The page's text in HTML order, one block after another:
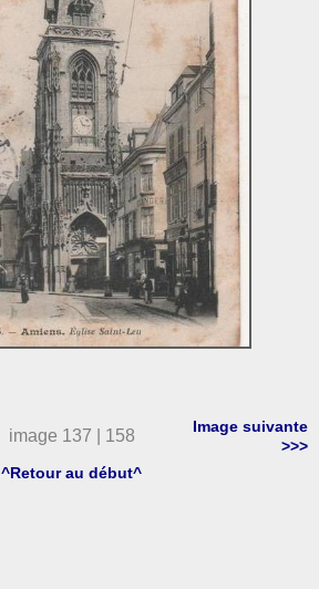
image 137 | 158
Image suivante
>>>
^Retour au début^